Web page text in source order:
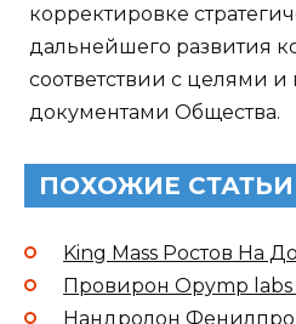
корректировке
дальнейшего развития
соответствии с целями
документами Общества.
ПОХОЖИЕ СТАТЬИ
King Mass Ростов На
Провирон Opymp
Нандролон